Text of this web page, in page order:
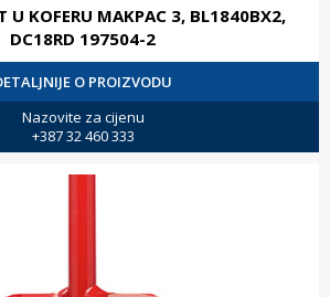
U KOFERU MAKPAC 3, BL1840BX2,
DC18RD 197504-2
O PROIZVODU
Nazovite za cijenu
+387 32 460 333